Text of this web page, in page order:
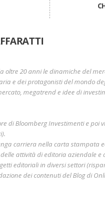
oltre 20 anni le dinamiche del
e dei protagonisti del mondo
megatrend e idee di
di Bloomberg Investimenti e poi
carriera nella carta stampata
attività di editoria aziendale
editoriali in diversi settori
dei contenuti del Blog di